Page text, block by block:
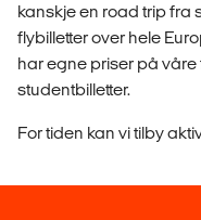
kanskje en road trip fra
flybilletter over hele
har egne priser på
studentbilletter.
For tiden kan vi tilby